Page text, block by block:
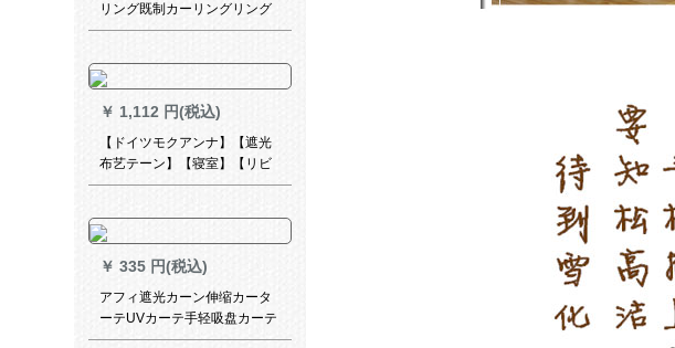
リング既制カーリングリング
半遮光布のレギガリング半遮
バンドン断热サーンンサンサ
ンサンサンサンサンラインラ
インラインラインラインライ
ンラインラインライン86-86
￥ 1,112 円(税込)
【ドイツモクアンナ】【遮光
布艺テーン】【寝室】【リビ
ン】【既製カーディオン】
き草花シシリアス【巻草樹】
琥珀グリンFR-C 08
￥ 335 円(税込)
アフィ遮光カーン伸缩カータ
ーテUVカーテ手轻吸盘カーテ
ン家庭用ベルサーンバーカザ